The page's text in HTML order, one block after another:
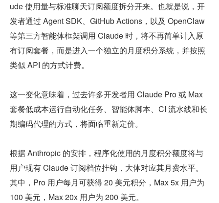
ude 使用量与标准聊天订阅额度拆分开来。也就是说，开
发者通过 Agent SDK、GitHub Actions，以及 OpenClaw
等第三方智能体框架调用 Claude 时，将不再简单计入原
有订阅套餐，而是进入一个独立的月度积分系统，并按照
类似 API 的方式计费。
这一变化意味着，过去许多开发者用 Claude Pro 或 Max
套餐低成本运行自动化任务、智能体脚本、CI 流水线和长
期编码代理的方式，将面临重新定价。
根据 Anthropic 的安排，程序化使用的月度积分额度将与
用户现有 Claude 订阅档位挂钩，大体对应其月费水平。
其中，Pro 用户每月可获得 20 美元积分，Max 5x 用户为
100 美元，Max 20x 用户为 200 美元。